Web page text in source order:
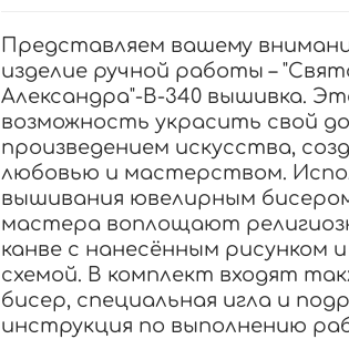
Представляем вашему
изделие ручной работы –
Александра"-В-340 вышивка.
возможность украсить свой
произведением искусства,
любовью и мастерством.
вышивания ювелирным
мастера воплощают
канве с нанесённым рисунком
схемой. В комплект входят
бисер, специальная игла и
инструкция по выполнению